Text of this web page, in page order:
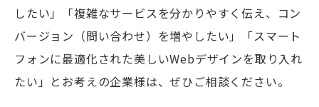
したい」「複雑なサービスを分かりやすく伝え、コン
バージョン（問い合わせ）を増やしたい」「スマート
フォンに最適化された美しいWebデザインを取り入れ
たい」とお考えの企業様は、ぜひご相談ください。